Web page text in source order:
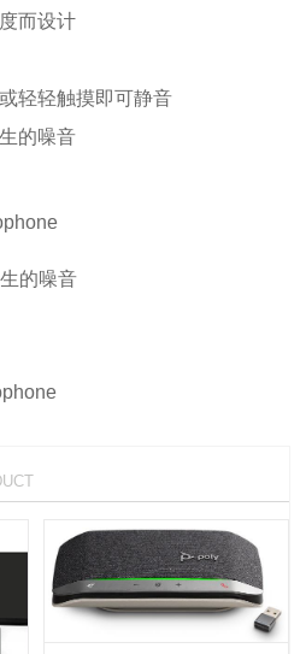
而设计
轻轻触摸即可静音
的噪音
的噪音